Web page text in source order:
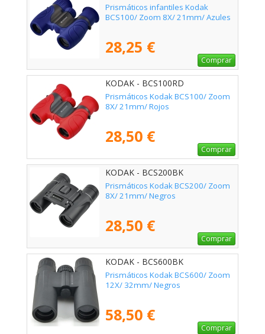
Prismáticos infantiles Kodak
BCS100/ Zoom 8X/ 21mm/ Azules
28,25 €
Comprar
KODAK - BCS100RD
Prismáticos Kodak BCS100/ Zoom
8X/ 21mm/ Rojos
28,50 €
Comprar
KODAK - BCS200BK
Prismáticos Kodak BCS200/ Zoom
8X/ 21mm/ Negros
28,50 €
Comprar
KODAK - BCS600BK
Prismáticos Kodak BCS600/ Zoom
12X/ 32mm/ Negros
58,50 €
Comprar